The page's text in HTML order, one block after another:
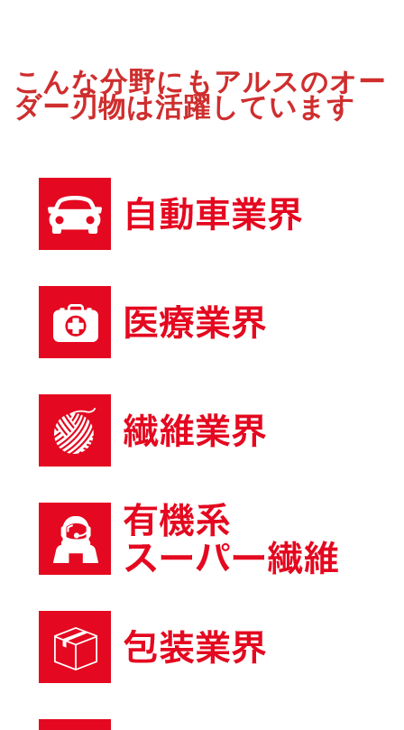
こんな分野にもアルスのオー
ダー刃物は活躍しています